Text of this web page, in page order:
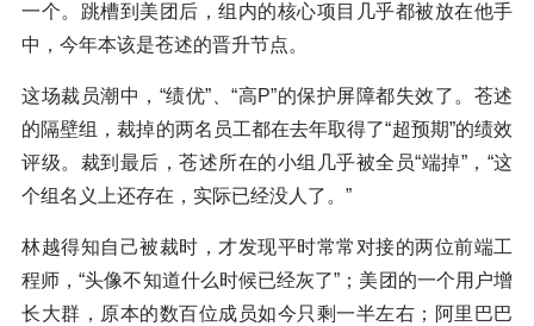
一个。跳槽到美团后，组内的核心项目几乎都被放在他手
中，今年本该是苍述的晋升节点。
这场裁员潮中，“绩优”、“高P”的保护屏障都失效了。苍述
的隔壁组，裁掉的两名员工都在去年取得了“超预期”的绩效
评级。裁到最后，苍述所在的小组几乎被全员“端掉”，“这
个组名义上还存在，实际已经没人了。”
林越得知自己被裁时，才发现平时常常对接的两位前端工
程师，“头像不知道什么时候已经灰了”；美团的一个用户增
长大群，原本的数百位成员如今只剩一半左右；阿里巴巴